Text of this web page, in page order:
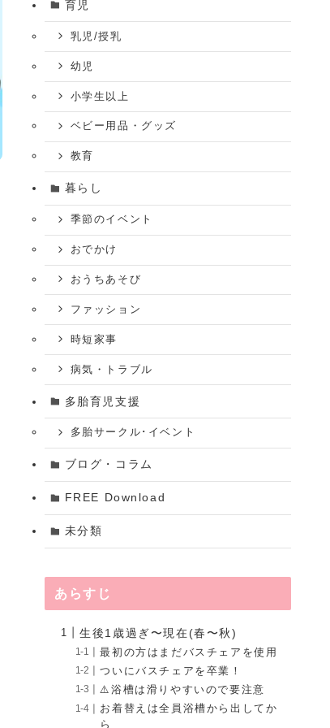
育児
乳児/授乳
幼児
小学生以上
ベビー用品・グッズ
教育
暮らし
季節のイベント
おでかけ
おうちあそび
ファッション
時短家事
病気・トラブル
多胎育児支援
多胎サークル･イベント
ブログ・コラム
FREE Download
未分類
あらすじ
生後1歳過ぎ〜現在(春〜秋)
最初の方はまだバスチェアを使用
ついにバスチェアを卒業！
⚠️浴槽は滑りやすいので要注意
お着替えは全員浴槽から出してか
ら